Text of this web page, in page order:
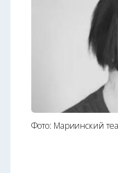
Фото: Мариинский